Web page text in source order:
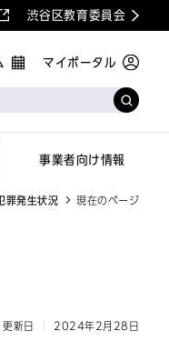
渋谷区教育委員会
事業者向け情報
マイポータル
罪発生状況 現在のページ
更新日 2024年2月28日